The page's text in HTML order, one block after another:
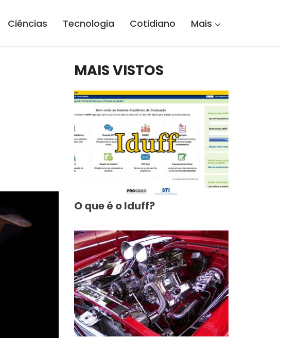
Ciências Tecnologia Cotidiano Mais
MAIS VISTOS
O que é o Iduff?